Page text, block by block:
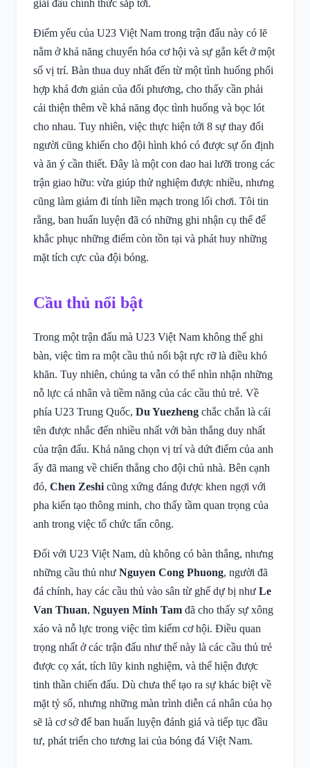
giải đấu chính thức sắp tới.
Điểm yếu của U23 Việt Nam trong trận đấu này có lẽ
nằm ở khả năng chuyển hóa cơ hội và sự gắn kết ở một
số vị trí. Bàn thua duy nhất đến từ một tình huống phối
hợp khá đơn giản của đối phương, cho thấy cần phải
cải thiện thêm về khả năng đọc tình huống và bọc lót
cho nhau. Tuy nhiên, việc thực hiện tới 8 sự thay đổi
người cũng khiến cho đội hình khó có được sự ổn định
và ăn ý cần thiết. Đây là một con dao hai lưỡi trong các
trận giao hữu: vừa giúp thử nghiệm được nhiều, nhưng
cũng làm giảm đi tính liền mạch trong lối chơi. Tôi tin
rằng, ban huấn luyện đã có những ghi nhận cụ thể để
khắc phục những điểm còn tồn tại và phát huy những
mặt tích cực của đội bóng.
Cầu thủ nổi bật
Trong một trận đấu mà U23 Việt Nam không thể ghi
bàn, việc tìm ra một cầu thủ nổi bật rực rỡ là điều khó
khăn. Tuy nhiên, chúng ta vẫn có thể nhìn nhận những
nỗ lực cá nhân và tiềm năng của các cầu thủ trẻ. Về
phía U23 Trung Quốc, Du Yuezheng chắc chắn là cái
tên được nhắc đến nhiều nhất với bàn thắng duy nhất
của trận đấu. Khả năng chọn vị trí và dứt điểm của anh
ấy đã mang về chiến thắng cho đội chủ nhà. Bên cạnh
đó, Chen Zeshi cũng xứng đáng được khen ngợi với
pha kiến tạo thông minh, cho thấy tầm quan trọng của
anh trong việc tổ chức tấn công.
Đối với U23 Việt Nam, dù không có bàn thắng, nhưng
những cầu thủ như Nguyen Cong Phuong, người đã
đá chính, hay các cầu thủ vào sân từ ghế dự bị như Le
Van Thuan, Nguyen Minh Tam đã cho thấy sự xông
xáo và nỗ lực trong việc tìm kiếm cơ hội. Điều quan
trọng nhất ở các trận đấu như thế này là các cầu thủ trẻ
được cọ xát, tích lũy kinh nghiệm, và thể hiện được
tinh thần chiến đấu. Dù chưa thể tạo ra sự khác biệt về
mặt tỷ số, nhưng những màn trình diễn cá nhân của họ
sẽ là cơ sở để ban huấn luyện đánh giá và tiếp tục đầu
tư, phát triển cho tương lai của bóng đá Việt Nam.